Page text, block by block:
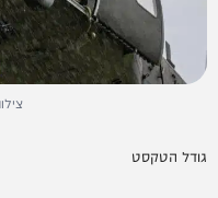
גודל הטקסט